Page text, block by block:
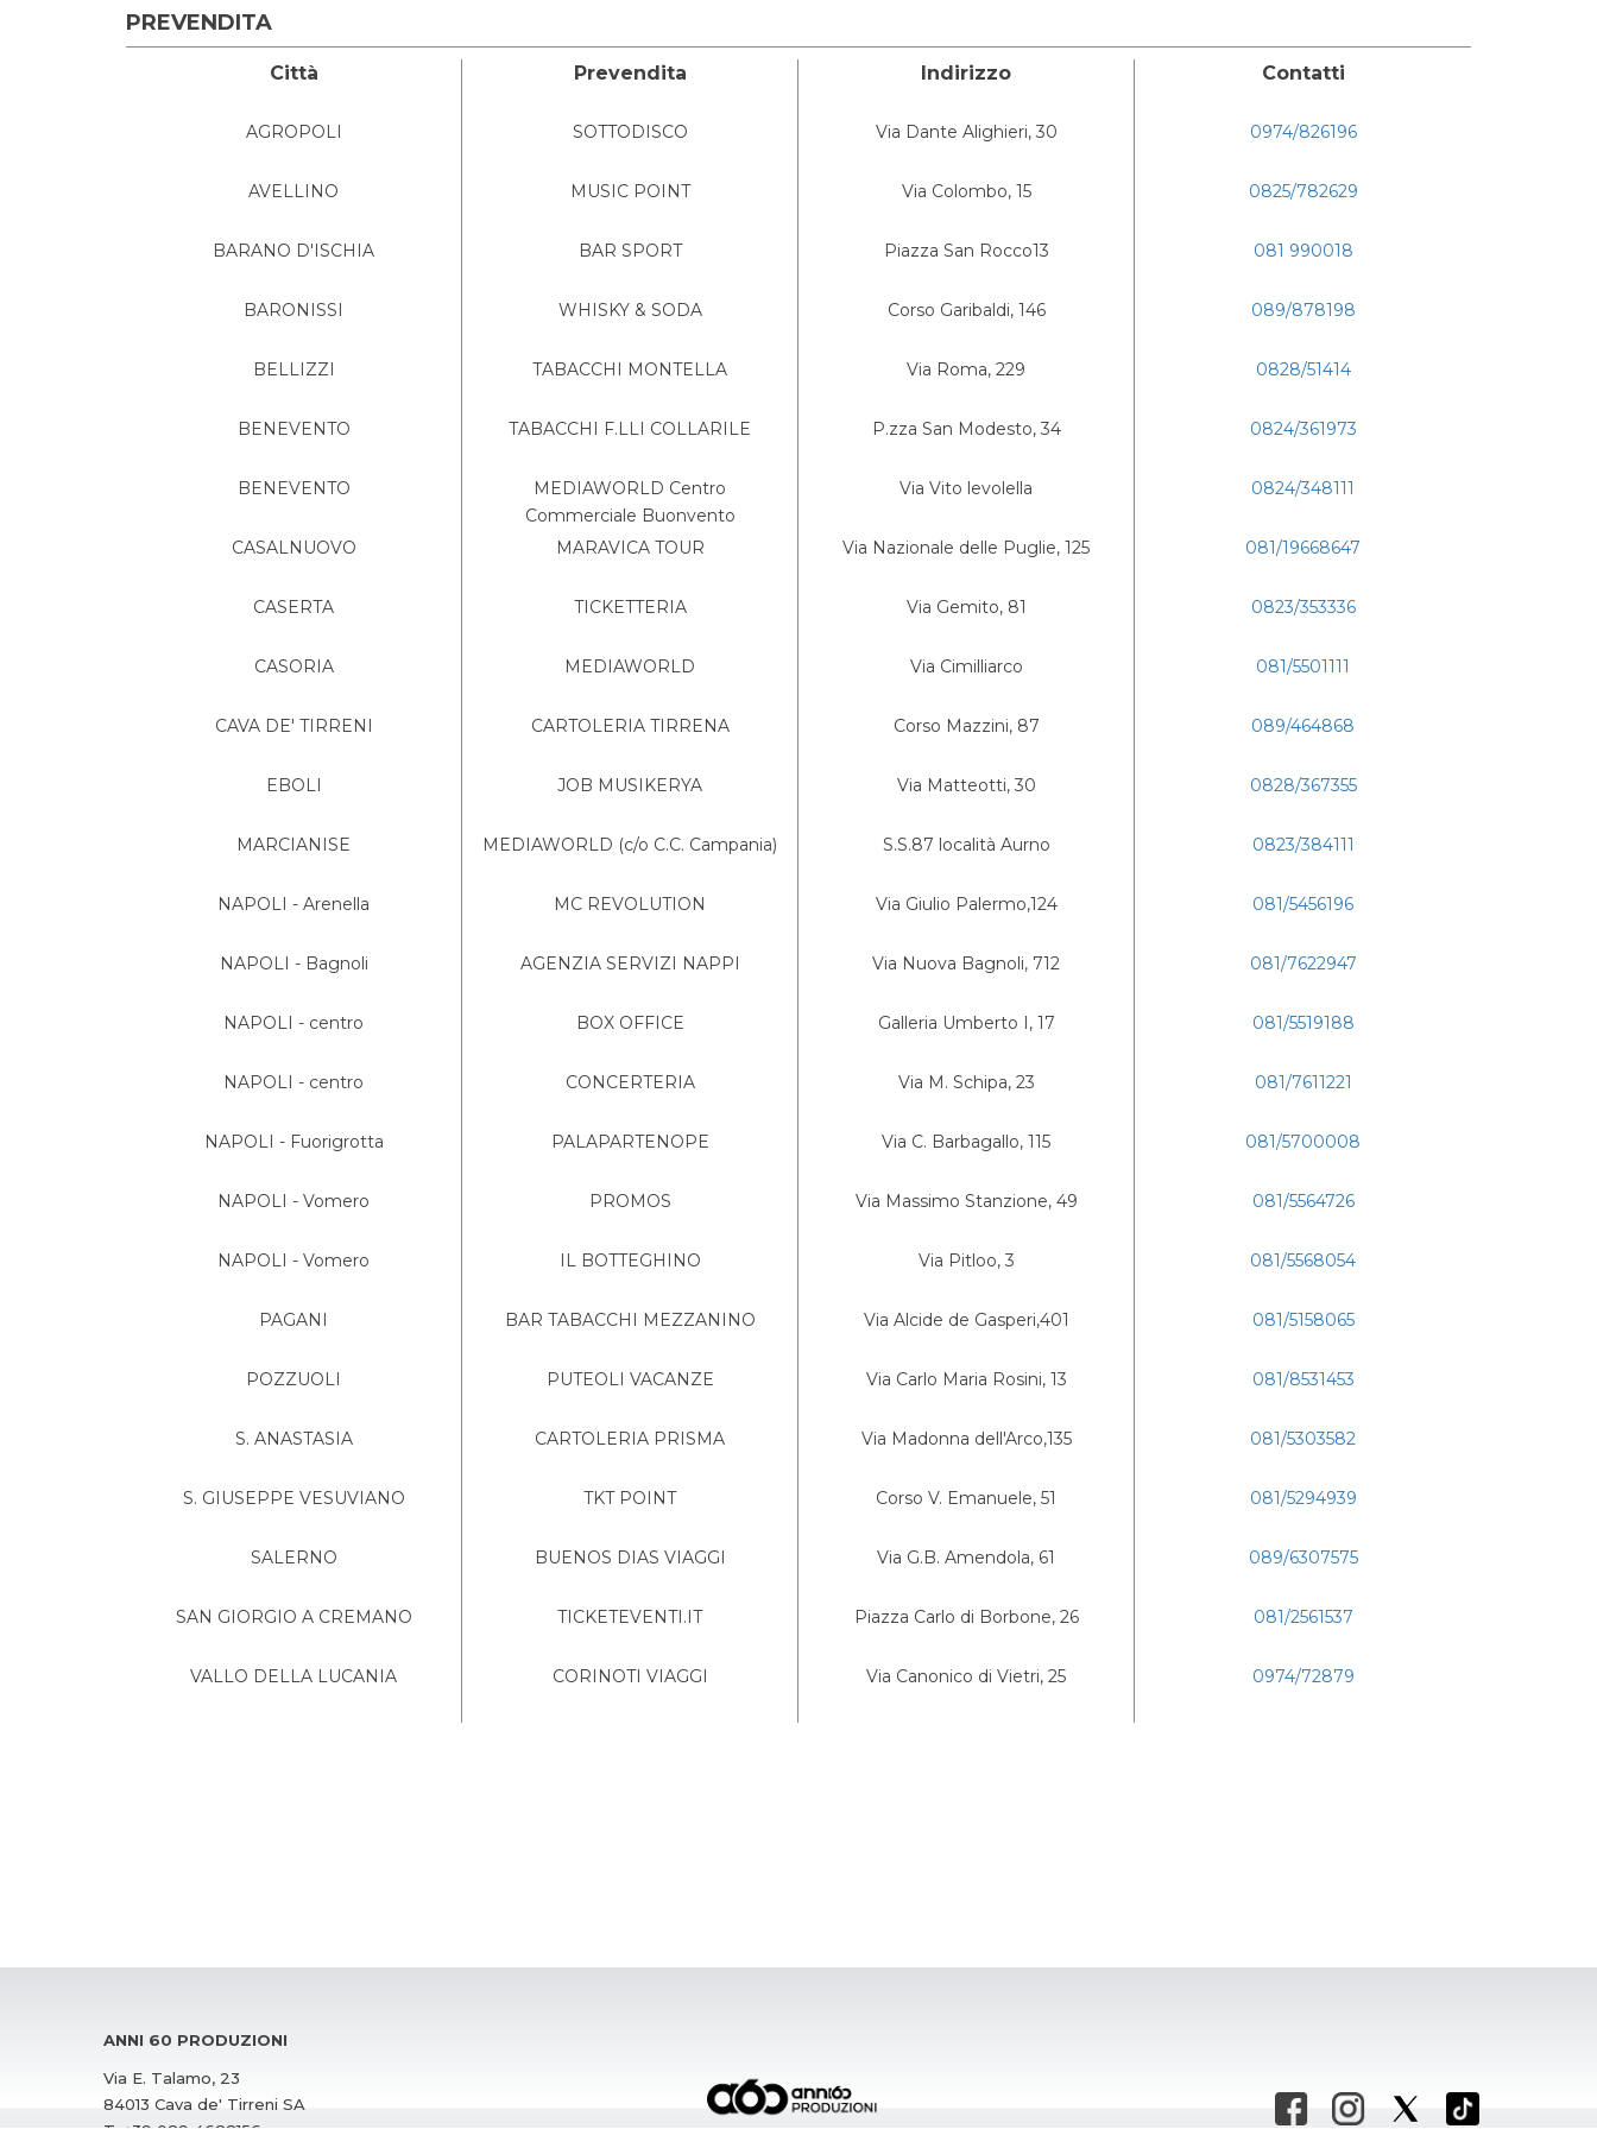
PREVENDITA
Città Prevendita Indirizzo Contatti
AGROPOLI SOTTODISCO Via Dante Alighieri, 30 0974/826196
AVELLINO MUSIC POINT Via Colombo, 15 0825/782629
BARANO D'ISCHIA BAR SPORT Piazza San Rocco13 081 990018
BARONISSI WHISKY & SODA Corso Garibaldi, 146 089/878198
BELLIZZI TABACCHI MONTELLA Via Roma, 229 0828/51414
BENEVENTO TABACCHI F.LLI COLLARILE P.zza San Modesto, 34 0824/361973
BENEVENTO
MEDIAWORLD Centro
Commerciale Buonvento
Via Vito levolella 0824/348111
CASALNUOVO MARAVICA TOUR Via Nazionale delle Puglie, 125 081/19668647
CASERTA TICKETTERIA Via Gemito, 81 0823/353336
CASORIA MEDIAWORLD Via Cimilliarco 081/5501111
CAVA DE' TIRRENI CARTOLERIA TIRRENA Corso Mazzini, 87 089/464868
EBOLI JOB MUSIKERYA Via Matteotti, 30 0828/367355
MARCIANISE MEDIAWORLD (c/o C.C. Campania) S.S.87 località Aurno 0823/384111
NAPOLI - Arenella MC REVOLUTION Via Giulio Palermo,124 081/5456196
NAPOLI - Bagnoli AGENZIA SERVIZI NAPPI Via Nuova Bagnoli, 712 081/7622947
NAPOLI - centro BOX OFFICE Galleria Umberto I, 17 081/5519188
NAPOLI - centro CONCERTERIA Via M. Schipa, 23 081/7611221
NAPOLI - Fuorigrotta PALAPARTENOPE Via C. Barbagallo, 115 081/5700008
NAPOLI - Vomero PROMOS Via Massimo Stanzione, 49 081/5564726
NAPOLI - Vomero IL BOTTEGHINO Via Pitloo, 3 081/5568054
PAGANI BAR TABACCHI MEZZANINO Via Alcide de Gasperi,401 081/5158065
POZZUOLI PUTEOLI VACANZE Via Carlo Maria Rosini, 13 081/8531453
S. ANASTASIA CARTOLERIA PRISMA Via Madonna dell'Arco,135 081/5303582
S. GIUSEPPE VESUVIANO TKT POINT Corso V. Emanuele, 51 081/5294939
SALERNO BUENOS DIAS VIAGGI Via G.B. Amendola, 61 089/6307575
SAN GIORGIO A CREMANO TICKETEVENTI.IT Piazza Carlo di Borbone, 26 081/2561537
VALLO DELLA LUCANIA CORINOTI VIAGGI Via Canonico di Vietri, 25 0974/72879
ANNI 60 PRODUZIONI
Via E. Talamo, 23
84013 Cava de' Tirreni SA